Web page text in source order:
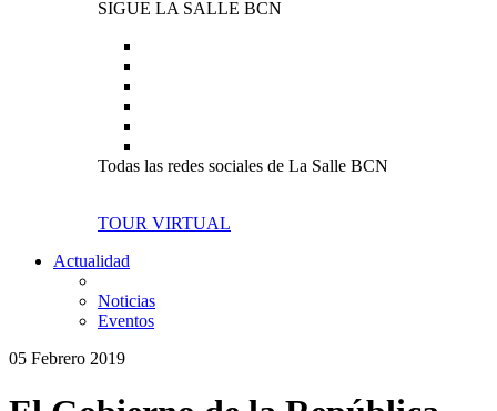
SIGUE LA SALLE BCN
Todas las redes sociales de La Salle BCN
TOUR VIRTUAL
Actualidad
Noticias
Eventos
05 Febrero 2019